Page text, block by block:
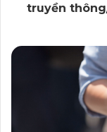
P/S: Ông
vậy, khi nhậm
nhiên, qua
này thì ông
truyền